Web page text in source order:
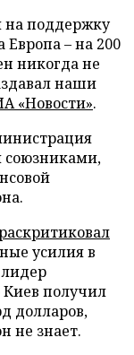
на поддержку
Европа – на 200
никогда не
наши
«Новости».
союзниками,
усилия в
Киев получил
долларов,
не знает.